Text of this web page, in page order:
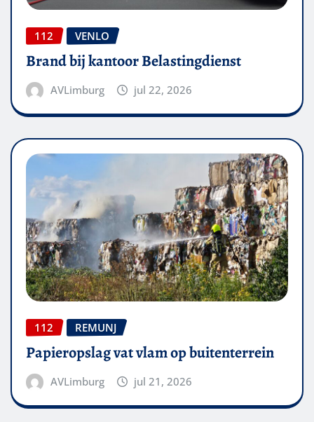
112 VENLO
Brand bij kantoor Belastingdienst
AVLimburg jul 22, 2026
112 REMUNJ
Papieropslag vat vlam op buitenterrein
AVLimburg jul 21, 2026